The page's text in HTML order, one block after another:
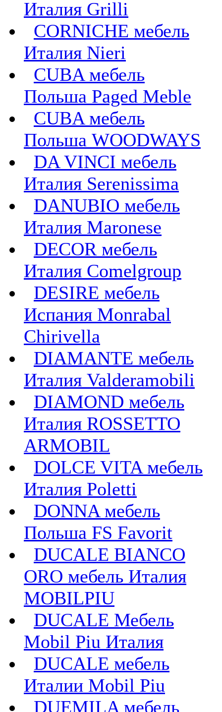
Италия Grilli
CORNICHE мебель
Италия Nieri
CUBA мебель
Польша Paged Meble
CUBA мебель
Польша WOODWAYS
DA VINCI мебель
Италия Serenissima
DANUBIO мебель
Италия Maronese
DECOR мебель
Италия Comelgroup
DESIRE мебель
Испания Monrabal
Chirivella
DIAMANTE мебель
Италия Valderamobili
DIAMOND мебель
Италия ROSSETTO
ARMOBIL
DOLCE VITA мебель
Италия Poletti
DONNA мебель
Польша FS Favorit
DUCALE BIANCO
ORO мебель Италия
MOBILPIU
DUCALE Мебель
Mobil Piu Италия
DUCALE мебель
Италии Mobil Piu
DUEMILA мебель